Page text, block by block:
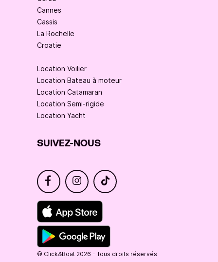
Cannes
Cassis
La Rochelle
Croatie
Location Voilier
Location Bateau à moteur
Location Catamaran
Location Semi-rigide
Location Yacht
SUIVEZ-NOUS
© Click&Boat 2026 - Tous droits réservés